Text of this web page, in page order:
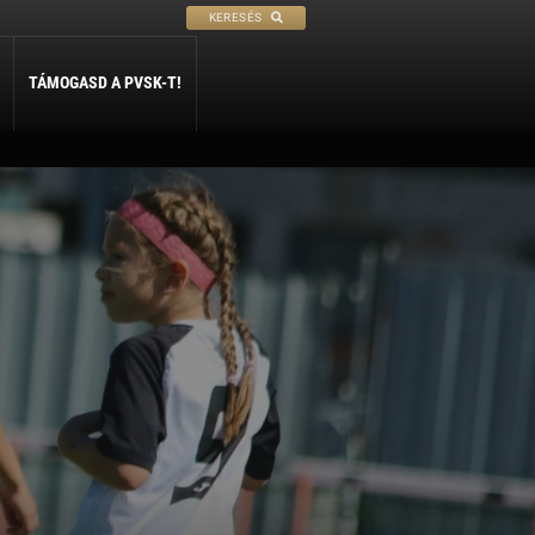
KERESÉS
Sí Szakosztály
TÁMOGASD A PVSK-T!